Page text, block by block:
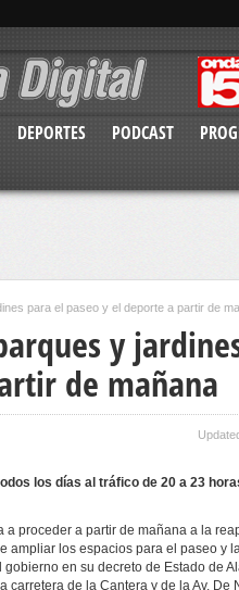
DEPORTES PODCAST
para el paseo y el deporte a partir de
y
de mañana
los días al tráfico de 20 a 23
a proceder a partir de mañana a la
ampliar los espacios para el paseo y
en su decreto de Estado de
carretera de la Cantera y de la Av. De